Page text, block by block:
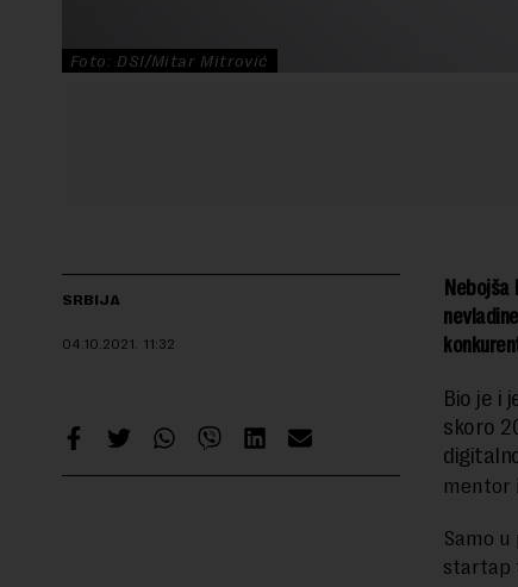
Foto: DSI/Mitar Mitrović
SRBIJA
04.10.2021. 11:32
Bio je i
skoro
mentor
Samo
startap